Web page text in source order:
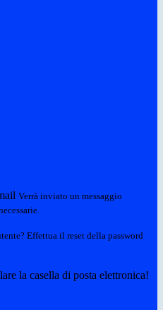
Verrà inviato un messaggio
Effettua il reset della password
la casella di posta elettronica!